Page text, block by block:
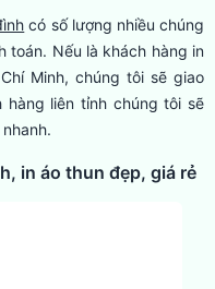
có số lượng nhiều chúng
toán. Nếu là khách hàng in
Minh, chúng tôi sẽ giao
hàng liên tỉnh chúng tôi sẽ
in áo thun đẹp, giá rẻ